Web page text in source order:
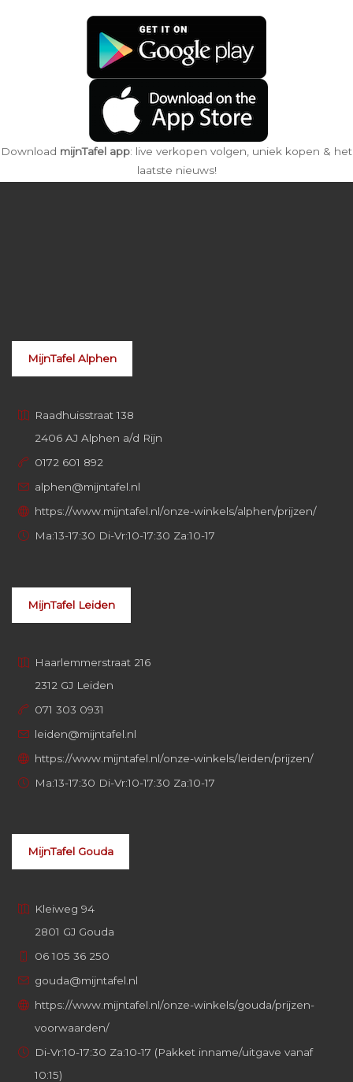
Download mijnTafel app: live verkopen volgen, uniek kopen & het
laatste nieuws!
MijnTafel Alphen
Raadhuisstraat 138
2406 AJ Alphen a/d Rijn
0172 601 892
alphen@mijntafel.nl
https://www.mijntafel.nl/onze-winkels/alphen/prijzen/
Ma:13-17:30 Di-Vr:10-17:30 Za:10-17
MijnTafel Leiden
Haarlemmerstraat 216
2312 GJ Leiden
071 303 0931
leiden@mijntafel.nl
https://www.mijntafel.nl/onze-winkels/leiden/prijzen/
Ma:13-17:30 Di-Vr:10-17:30 Za:10-17
MijnTafel Gouda
Kleiweg 94
2801 GJ Gouda
06 105 36 250
gouda@mijntafel.nl
https://www.mijntafel.nl/onze-winkels/gouda/prijzen-
voorwaarden/
Di-Vr:10-17:30 Za:10-17 (Pakket inname/uitgave vanaf
10:15)